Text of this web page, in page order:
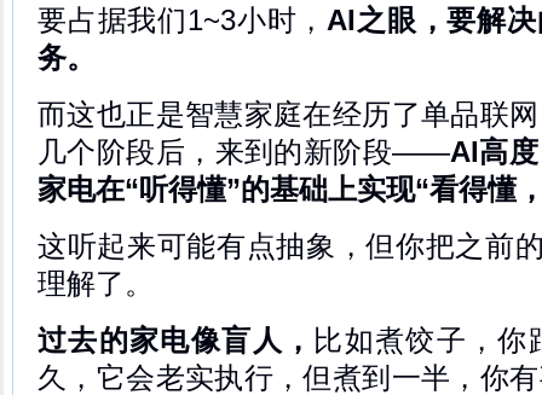
要占据我们1~3小时， AI之眼，要解
务。
而这也正是智慧家庭在经历了单品联
几个阶段后，来到的新阶段——AI高
家电在“听得懂”的基础上实现“看得懂
这听起来可能有点抽象，但你把之前
理解了。
过去的家电像盲人， 比如煮饺子，你
久，它会老实执行，但煮到一半，你